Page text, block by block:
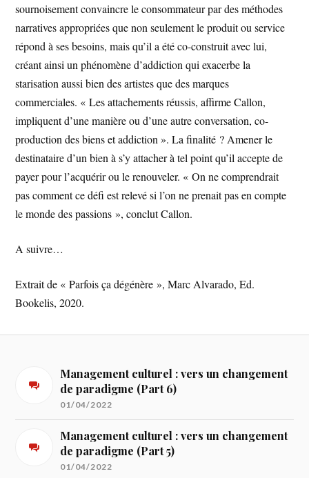
sournoisement convaincre le consommateur par des méthodes
narratives appropriées que non seulement le produit ou service
répond à ses besoins, mais qu’il a été co-construit avec lui,
créant ainsi un phénomène d’addiction qui exacerbe la
starisation aussi bien des artistes que des marques
commerciales. « Les attachements réussis, affirme Callon,
impliquent d’une manière ou d’une autre conversation, co-
production des biens et addiction ». La finalité ? Amener le
destinataire d’un bien à s’y attacher à tel point qu’il accepte de
payer pour l’acquérir ou le renouveler. « On ne comprendrait
pas comment ce défi est relevé si l’on ne prenait pas en compte
le monde des passions », conclut Callon.
A suivre…
Extrait de « Parfois ça dégénère », Marc Alvarado, Ed.
Bookelis, 2020.
Management culturel : vers un changement
de paradigme (Part 6)
01/04/2022
Management culturel : vers un changement
de paradigme (Part 5)
01/04/2022